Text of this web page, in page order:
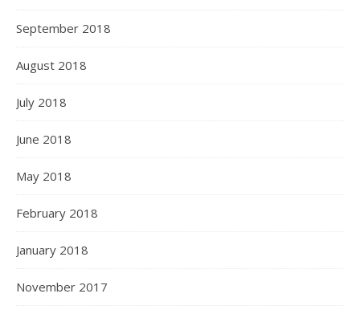
September 2018
August 2018
July 2018
June 2018
May 2018
February 2018
January 2018
November 2017